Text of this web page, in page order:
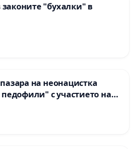
"бухалки" в
на неонацистка
с участието на